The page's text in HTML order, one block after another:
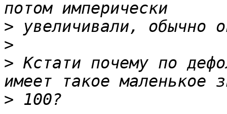
>
>
> Кстати почему по
>